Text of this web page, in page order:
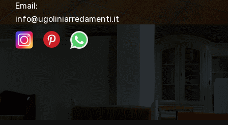
Email:
info@ugoliniarredamenti.it